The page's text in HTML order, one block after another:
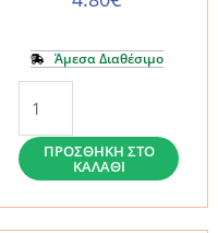
Άμεσα Διαθέσιμο
Οθόνης
Tech-
Protect
Glass
ΠΡΟΣΘΉΚΗ ΣΤΟ
ΚΑΛΆΘΙ